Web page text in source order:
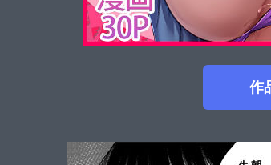
作